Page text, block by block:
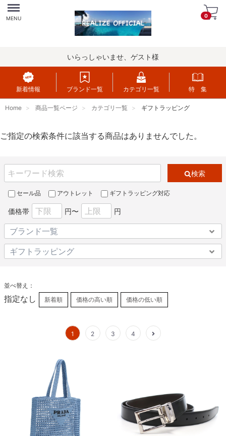
Menu
MENU 0
いらっしゃいませ、ゲスト様
新着情報 ブランド一覧 カテゴリ一覧 特 集
Home 商品一覧ページ カテゴリ一覧 ギフトラッピング
ご指定の検索条件に該当する商品はありませんでした。
検索
セール品 アウトレット ギフトラッピング対応
価格帯 円〜 円
並べ替え：
指定なし 新着順 価格の高い順 価格の低い順
1 2 3 4